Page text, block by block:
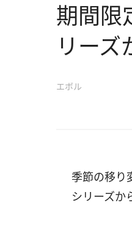
期間限
リーズ
エボル
季節の移り
シリーズか